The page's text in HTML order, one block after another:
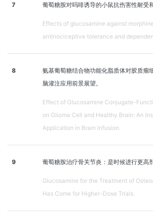
7 葡萄糖胺对吗啡诱导的小鼠抗伤害性耐受
Effects of glucosamine against
antinociceptive tolerance and
8
氨基葡萄糖结合物功能化脂质体对胶质瘤
脑灌注应用前景展望。
Effect of Glucosamine Conjugate-
on Glioma Cell and Healthy Brain: An
Application in Brain Infusion.
9 葡萄糖胺治疗骨关节炎：是时候进行更高
Glucosamine for the Treatment of
Has Come for Higher-Dose Trials.